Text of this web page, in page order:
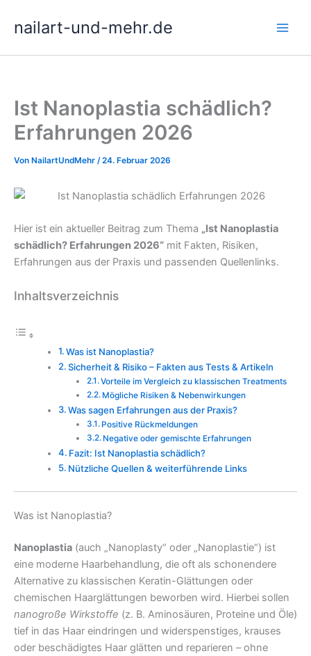
Inhaltnailart-und-mehr.de
Ist Nanoplastia schädlich?
Erfahrungen 2026
Von NailartUndMehr /24. Februar 2026
Hier ist ein aktueller Beitrag zum Thema „Ist Nanoplastia
schädlich? Erfahrungen 2026“ mit Fakten, Risiken,
Erfahrungen aus der Praxis und passenden Quellenlinks.
Inhaltsverzeichnis
Was ist Nanoplastia?
Sicherheit & Risiko – Fakten aus Tests & Artikeln
Vorteile im Vergleich zu klassischen Treatments
Mögliche Risiken & Nebenwirkungen
Was sagen Erfahrungen aus der Praxis?
Positive Rückmeldungen
Negative oder gemischte Erfahrungen
Fazit: Ist Nanoplastia schädlich?
Nützliche Quellen & weiterführende Links
Was ist Nanoplastia?
Nanoplastia (auch „Nanoplasty“ oder „Nanoplastie“) ist
eine moderne Haarbehandlung, die oft als schonendere
Alternative zu klassischen Keratin-Glättungen oder
chemischen Haarglättungen beworben wird. Hierbei sollen
nanogroße Wirkstoffe (z. B. Aminosäuren, Proteine und Öle)
tief in das Haar eindringen und widerspenstiges, krauses
oder beschädigtes Haar glätten und reparieren – ohne